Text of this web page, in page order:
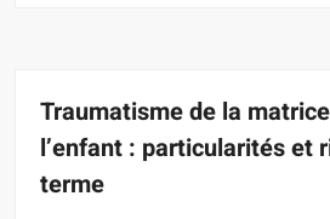
Traumatisme de la
l’enfant : particularités et
terme